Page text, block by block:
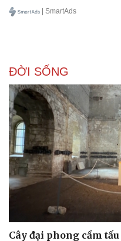
| SmartAds
ĐỜI SỐNG
Cây đại phong cầm